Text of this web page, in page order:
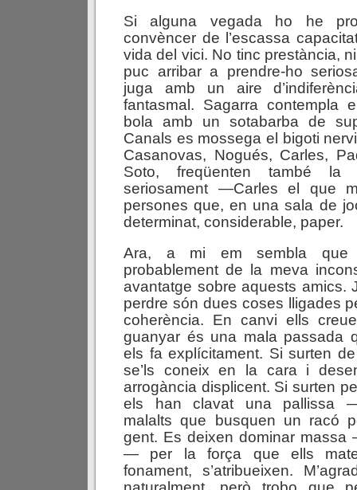
Si alguna vegada ho he
convèncer de l’escassa
vida del vici. No tinc prestància,
puc arribar a prendre-ho
juga amb un aire
fantasmal. Sagarra contempla
bola amb un sotabarba de
Canals es mossega el bigoti
Casanovas, Nogués, Carles,
Soto, freqüenten també
seriosament —Carles el que
persones que, en una sala de
determinat, considerable, paper.
Ara, a mi em sembla
probablement de la meva
avantatge sobre aquests amics.
perdre són dues coses lligades
coherència. En canvi ells
guanyar és una mala passada
els fa explícitament. Si surten
se’ls coneix en la cara i
arrogància displicent. Si surten
els han clavat una pallissa
malalts que busquen un racó
gent. Es deixen dominar massa
— per la força que ells
fonament, s’atribueixen.